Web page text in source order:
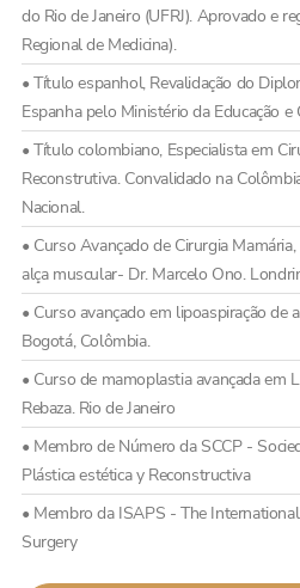
do Rio de Janeiro (UFRJ). Aprovado e
Regional de Medicina).
• Título espanhol, Revalidação do
Espanha pelo Ministério da Educação e
• Título colombiano, Especialista em
Reconstrutiva. Convalidado na
Nacional.
• Curso Avançado de Cirurgia
alça muscular- Dr. Marcelo Ono.
• Curso avançado em lipoaspiração de
Bogotá, Colômbia.
• Curso de mamoplastia avançada em
Rebaza. Rio de Janeiro
• Membro de Número da SCCP -
Plástica estética y Reconstructiva
• Membro da ISAPS - The
Surgery